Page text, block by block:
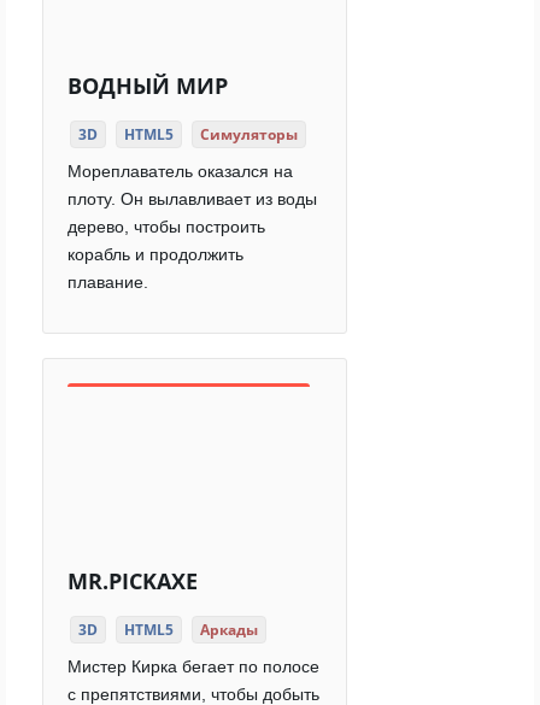
ВОДНЫЙ МИР
3D HTML5 Симуляторы
Мореплаватель оказался на
плоту. Он вылавливает из воды
дерево, чтобы построить
корабль и продолжить
плавание.
MR.PICKAXE
3D HTML5 Аркады
Мистер Кирка бегает по полосе
с препятствиями, чтобы добыть